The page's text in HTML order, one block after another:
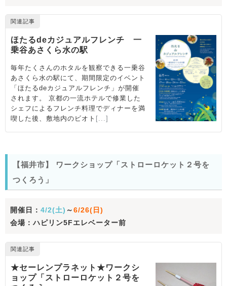
【福井市】 ワークショップ「ストローロケット２号を
つくろう」
開催日： 4/2(土) ～6/26(日)
会場：ハピリン5Fエレベーター前